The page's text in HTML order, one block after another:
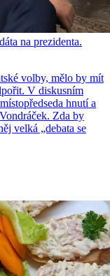
na prezidenta.
volby, mělo by mít
V diskusním
hnutí a
Zda by
velká „debata se